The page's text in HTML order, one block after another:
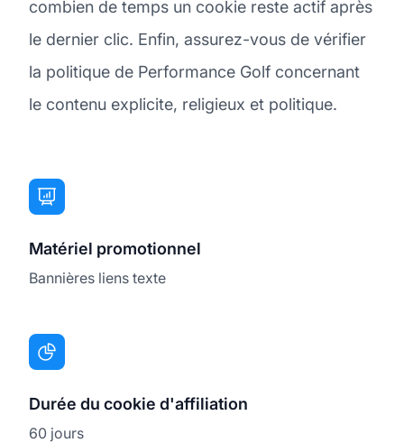
combien de temps un cookie reste actif après
le dernier clic. Enfin, assurez-vous de vérifier
la politique de Performance Golf concernant
le contenu explicite, religieux et politique.
Matériel promotionnel
Bannières liens texte
Durée du cookie d'affiliation
60 jours